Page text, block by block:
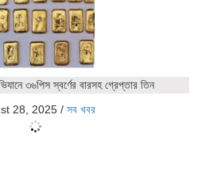
৩৬পিস স্বর্ণের বারসহ গ্রেপ্তার তিন
28, 2025 / সব খবর